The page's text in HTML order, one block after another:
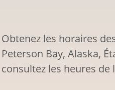
Obtenez les horaires
Peterson Bay, Alaska,
consultez les heures